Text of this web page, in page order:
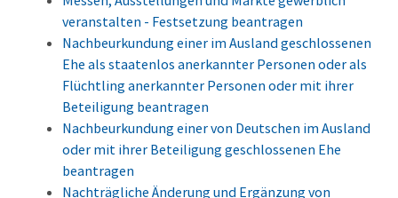
veranstalten - Festsetzung beantragen
Nachbeurkundung einer im Ausland geschlossenen
Ehe als staatenlos anerkannter Personen oder als
Flüchtling anerkannter Personen oder mit ihrer
Beteiligung beantragen
Nachbeurkundung einer von Deutschen im Ausland
oder mit ihrer Beteiligung geschlossenen Ehe
beantragen
Nachträgliche Änderung und Ergänzung von